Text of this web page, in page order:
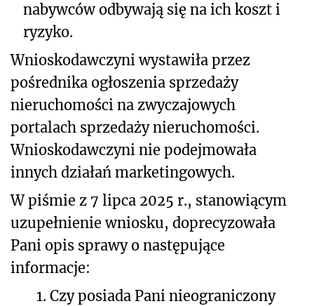
nabywców odbywają się na ich koszt i
ryzyko.
Wnioskodawczyni wystawiła przez
pośrednika ogłoszenia sprzedaży
nieruchomości na zwyczajowych
portalach sprzedaży nieruchomości.
Wnioskodawczyni nie podejmowała
innych działań marketingowych.
W piśmie z 7 lipca 2025 r., stanowiącym
uzupełnienie wniosku, doprecyzowała
Pani opis sprawy o następujące
informacje:
1. Czy posiada Pani nieograniczony